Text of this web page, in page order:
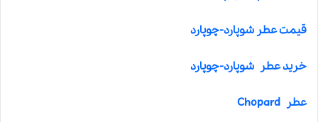
قیمت عطر شوپارد-چوپارد
خرید عطر شوپارد-چوپارد
عطر Chopard